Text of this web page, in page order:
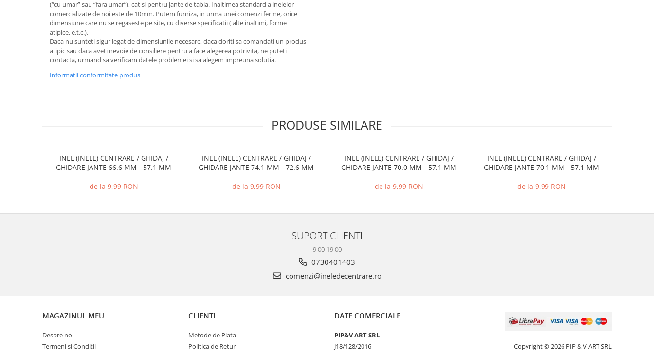
(“cu umar” sau “fara umar”), cat si pentru jante de tabla. Inaltimea standard a inelelor
comercializate de noi este de 10mm. Putem furniza, in urma unei comenzi ferme, orice
dimensiune care nu se regaseste pe site, cu diverse specificatii ( alte inaltimi, forme
atipice, e.t.c.).
Daca nu sunteti sigur legat de dimensiunile necesare, daca doriti sa comandati un produs
atipic sau daca aveti nevoie de consiliere pentru a face alegerea potrivita, ne puteti
contacta, urmand sa verificam datele problemei si sa alegem impreuna solutia.
Informatii conformitate produs
PRODUSE SIMILARE
INEL (INELE) CENTRARE / GHIDAJ /
GHIDARE JANTE 66.6 MM - 57.1 MM
de la 9,99 RON
INEL (INELE) CENTRARE / GHIDAJ /
GHIDARE JANTE 74.1 MM - 72.6 MM
de la 9,99 RON
INEL (INELE) CENTRARE / GHIDAJ /
GHIDARE JANTE 70.0 MM - 57.1 MM
de la 9,99 RON
INEL (INELE) CENTRARE / GHIDAJ /
GHIDARE JANTE 70.1 MM - 57.1 MM
de la 9,99 RON
SUPORT CLIENTI
9.00-19.00
0730401403
comenzi@ineledecentrare.ro
MAGAZINUL MEU
Despre noi
Termeni si Conditii
CLIENTI
Metode de Plata
Politica de Retur
DATE COMERCIALE
PIP&V ART SRL
J18/128/2016
Copyright © 2026 PIP & V ART SRL